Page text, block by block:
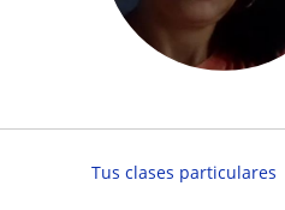
Tus clases particulares